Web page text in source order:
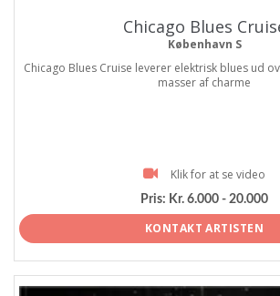
Chicago Blues
København S
Chicago Blues Cruise leverer elektrisk blues ud
masser af charme
Klik for at se video
Pris: Kr. 6.000 - 20.000
KONTAKT ARTISTEN